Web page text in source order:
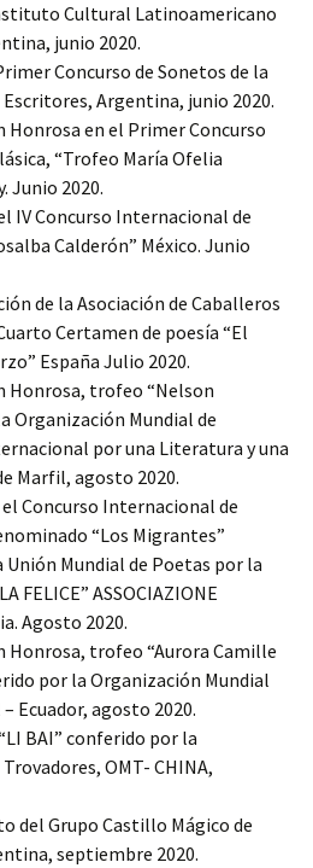
Cultural Latinoamericano
junio 2020.
Concurso de Sonetos de la
Argentina, junio 2020.
Honrosa en el Primer Concurso
“Trofeo María Ofelia
Junio 2020.
IV Concurso Internacional de
Calderón” México. Junio
de la Asociación de Caballeros
Certamen de poesía “El
España Julio 2020.
Honrosa, trofeo “Nelson
Organización Mundial de
por una Literatura y una
Marfil, agosto 2020.
Concurso Internacional de
“Los Migrantes”
Mundial de Poetas por la
FELICE” ASSOCIAZIONE
Agosto 2020.
Honrosa, trofeo “Aurora Camille
por la Organización Mundial
Ecuador, agosto 2020.
BAI” conferido por la
OMT- CHINA,
del Grupo Castillo Mágico de
septiembre 2020.